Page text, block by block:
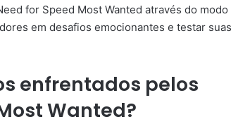
for Speed Most Wanted através do modo
em desafios emocionantes e testar suas
enfrentados pelos
Wanted?